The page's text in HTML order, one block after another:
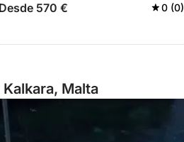
Desde 570 € 0 (0)
Malta